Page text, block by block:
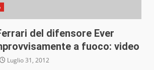
del difensore Ever
a fuoco: video
Luglio 31, 2012